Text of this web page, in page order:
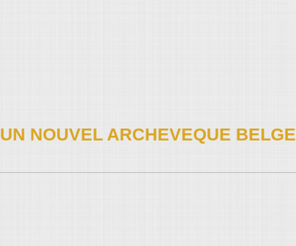
UN NOUVEL ARCHEVEQUE BELGE